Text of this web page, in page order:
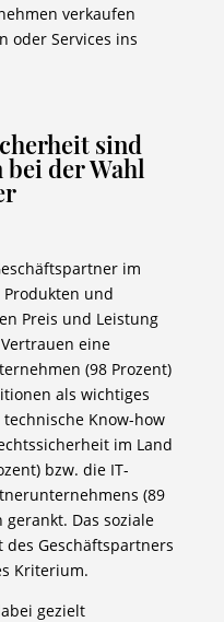
verkaufen
oder Services ins
sind
der Wahl
im
und
Preis und Leistung
eine
(98 Prozent)
als wichtiges
Know-how
im Land
bzw. die IT-
(89
Das soziale
des Geschäftspartners
Kriterium.
gezielt